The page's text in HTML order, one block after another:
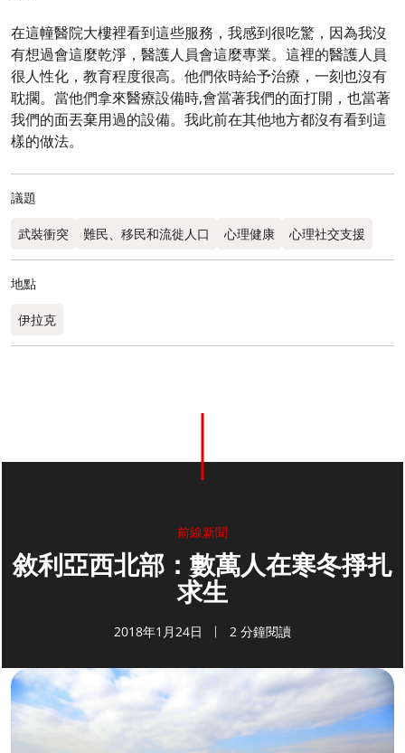
在這幢醫院大樓裡看到這些服務，我感到很吃驚，因為我沒
有想過會這麼乾淨，醫護人員會這麼專業。這裡的醫護人員
很人性化，教育程度很高。他們依時給予治療，一刻也沒有
耽擱。當他們拿來醫療設備時,會當著我們的面打開，也當著
我們的面丟棄用過的設備。我此前在其他地方都沒有看到這
樣的做法。
議題
武裝衝突 難民、移民和流徙人口 心理健康 心理社交支援
地點
伊拉克
前線新聞
敘利亞西北部：數萬人在寒冬掙扎
求生
2018年1月24日 2 分鐘閱讀